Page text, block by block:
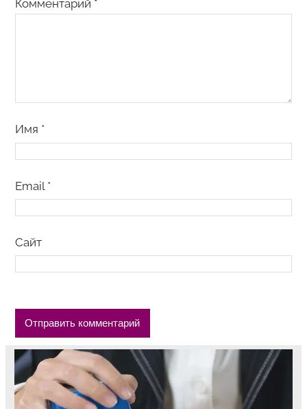
Комментарий *
Имя *
Email *
Сайт